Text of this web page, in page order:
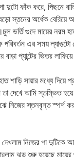
দুটো ফাঁক করে, পিছনে
স্তনের অর্ধেক
ভর্তি গুদে মায়ের নরম
এর সময় ল্যাঙটো
প্যান্টের ভিতর
শাড়ি সায়ার মধ্যে
দেখে আমি স্তম্ভিত
নিজের স্তনবৃন্ত স্পর্শ
নিজের পা
ঝড় শুরু হয়েছে